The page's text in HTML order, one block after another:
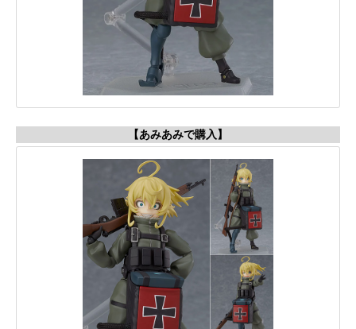
【あみあみで購入】